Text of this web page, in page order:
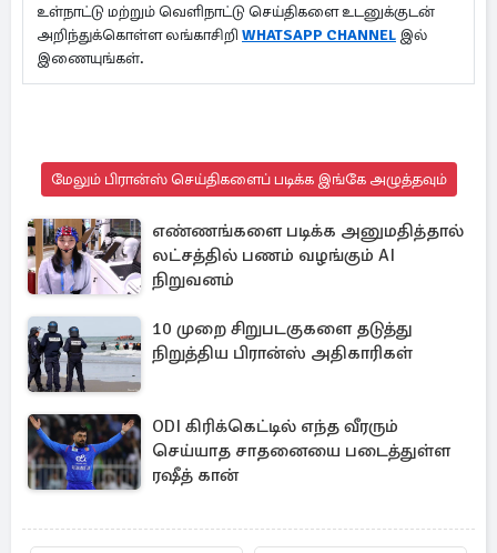
உள்நாட்டு மற்றும் வெளிநாட்டு செய்திகளை உடனுக்குடன்
அறிந்துக்கொள்ள லங்காசிறி WHATSAPP CHANNEL இல்
இணையுங்கள்.
மேலும் பிரான்ஸ் செய்திகளைப் படிக்க இங்கே அழுத்தவும்
எண்ணங்களை படிக்க அனுமதித்தால்
லட்சத்தில் பணம் வழங்கும் AI
நிறுவனம்
10 முறை சிறுபடகுகளை தடுத்து
நிறுத்திய பிரான்ஸ் அதிகாரிகள்
ODI கிரிக்கெட்டில் எந்த வீரரும்
செய்யாத சாதனையை படைத்துள்ள
ரஷீத் கான்